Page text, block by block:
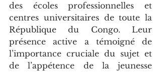
des écoles professionnelles et
centres universitaires de toute la
République du Congo. Leur
présence active a témoigné de
l’importance cruciale du sujet et
de l’appétence de la jeunesse